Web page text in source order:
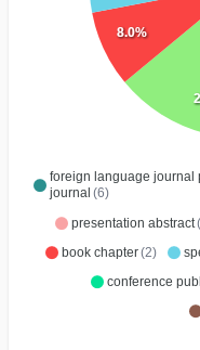
foreign language journal
journal (6)
presentation abstract
book chapter(2)
conference
8.0%